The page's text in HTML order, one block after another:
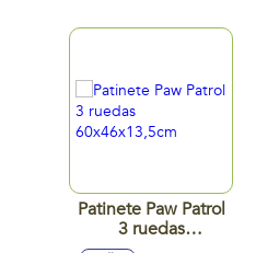
Patinete Paw Patrol
3 ruedas